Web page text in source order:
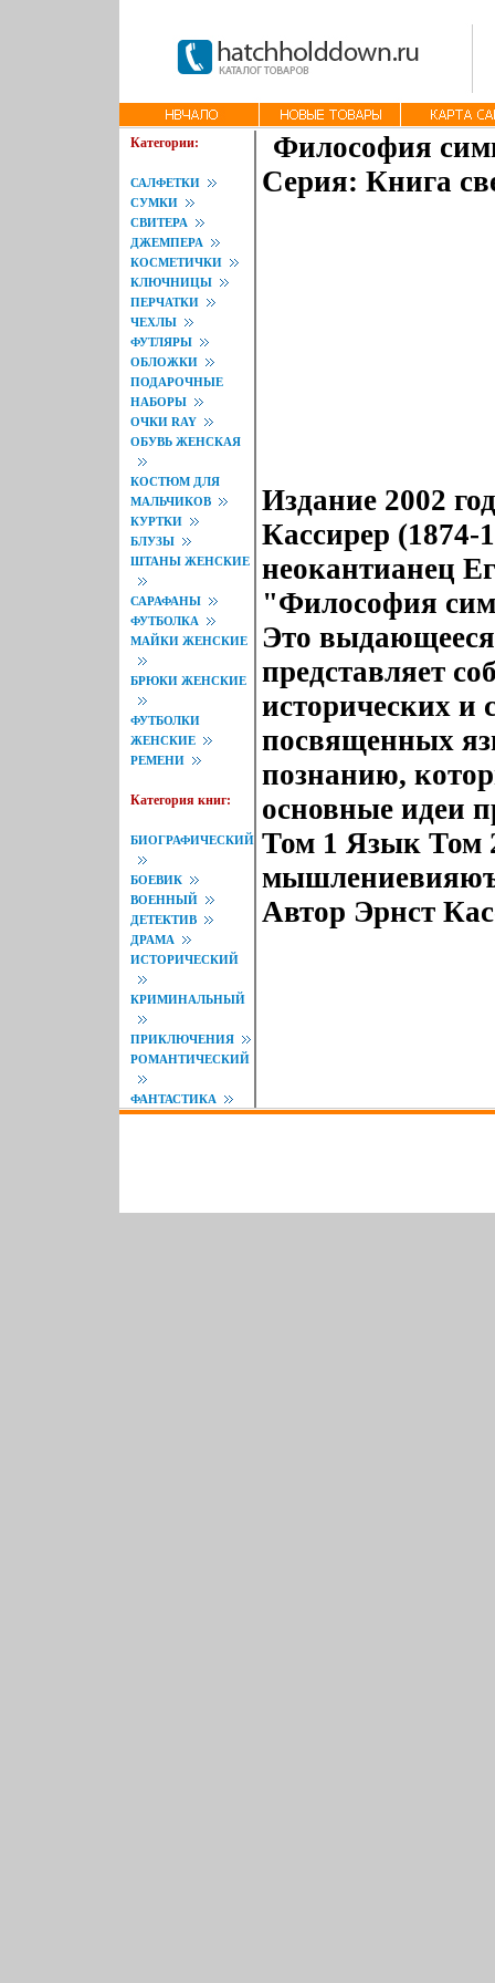
Категории:
САЛФЕТКИ
СУМКИ
СВИТЕРА
ДЖЕМПЕРА
КОСМЕТИЧКИ
КЛЮЧНИЦЫ
ПЕРЧАТКИ
ЧЕХЛЫ
ФУТЛЯРЫ
ОБЛОЖКИ
ПОДАРОЧНЫЕ
НАБОРЫ
ОЧКИ RAY
ОБУВЬ ЖЕНСКАЯ
КОСТЮМ ДЛЯ
МАЛЬЧИКОВ
КУРТКИ
БЛУЗЫ
ШТАНЫ ЖЕНСКИЕ
САРАФАНЫ
ФУТБОЛКА
МАЙКИ ЖЕНСКИЕ
БРЮКИ ЖЕНСКИЕ
ФУТБОЛКИ
ЖЕНСКИЕ
РЕМЕНИ
Категория книг:
БИОГРАФИЧЕСКИЙ
БОЕВИК
ВОЕННЫЙ
ДЕТЕКТИВ
ДРАМА
ИСТОРИЧЕСКИЙ
КРИМИНАЛЬНЫЙ
ПРИКЛЮЧЕНИЯ
РОМАНТИЧЕСКИЙ
ФАНТАСТИКА
Философия
Серия: Книга
Издание 2002
Кассирер
неокантианец
"Философия
Это
представляет
исторических и
посвященных
познанию,
основные идеи
Том 1 Язык Том
Автор Эрнст